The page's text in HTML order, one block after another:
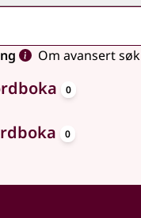
Om avansert søk
0
0